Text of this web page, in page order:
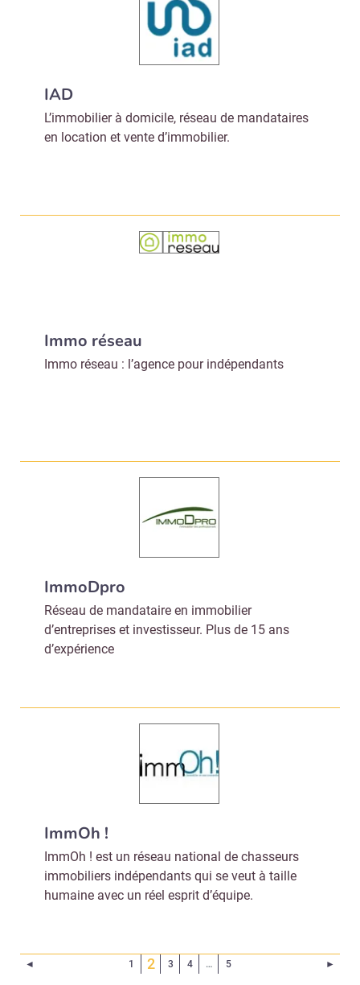
IAD
L’immobilier à domicile, réseau de mandataires
en location et vente d’immobilier.
Immo réseau
Immo réseau : l’agence pour indépendants
ImmoDpro
Réseau de mandataire en immobilier
d’entreprises et investisseur. Plus de 15 ans
d’expérience
ImmOh !
ImmOh ! est un réseau national de chasseurs
immobiliers indépendants qui se veut à taille
humaine avec un réel esprit d’équipe.
◄ 1 2 (Page courante)
3 4 … 5 ►